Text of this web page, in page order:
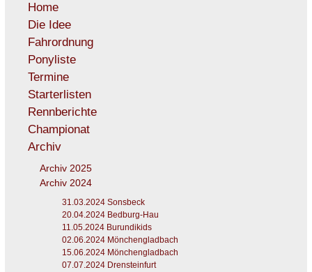
Home
Die Idee
Fahrordnung
Ponyliste
Termine
Starterlisten
Rennberichte
Championat
Archiv
Archiv 2025
Archiv 2024
31.03.2024 Sonsbeck
20.04.2024 Bedburg-Hau
11.05.2024 Burundikids
02.06.2024 Mönchengladbach
15.06.2024 Mönchengladbach
07.07.2024 Drensteinfurt